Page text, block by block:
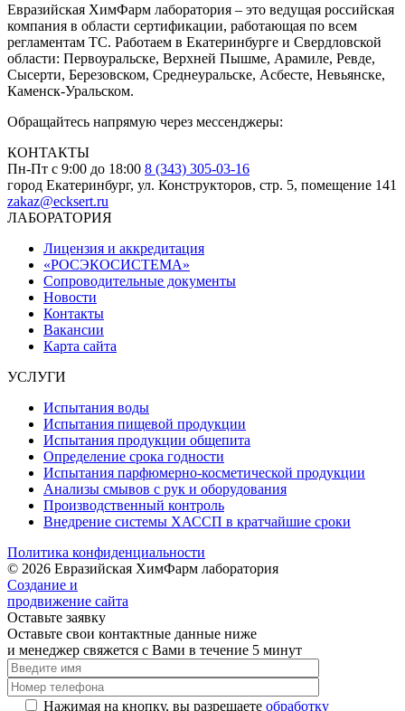
Евразийская ХимФарм лаборатория – это ведущая российская
компания в области сертификации, работающая по всем
регламентам ТС. Работаем в Екатеринбурге и Свердловской
области: Первоуральске, Верхней Пышме, Арамиле, Ревде,
Сысерти, Березовском, Среднеуральске, Асбесте, Невьянске,
Каменск-Уральском.
Обращайтесь напрямую через мессенджеры:
КОНТАКТЫ
Пн-Пт с 9:00 до 18:00 8 (343) 305-03-16
город Екатеринбург, ул. Конструкторов, стр. 5, помещение 141
zakaz@ecksert.ru
ЛАБОРАТОРИЯ
Лицензия и аккредитация
«РОСЭКОСИСТЕМА»
Сопроводительные документы
Новости
Контакты
Вакансии
Карта сайта
УСЛУГИ
Испытания воды
Испытания пищевой продукции
Испытания продукции общепита
Определение срока годности
Испытания парфюмерно-косметической продукции
Анализы смывов с рук и оборудования
Производственный контроль
Внедрение системы ХАССП в кратчайшие сроки
Политика конфиденциальности
© 2026 Евразийская ХимФарм лаборатория
Создание и
продвижение сайта
Оставьте заявку
Оставьте свои контактные данные ниже
и менеджер свяжется с Вами в течение 5 минут
Нажимая на кнопку, вы разрешаете обработку